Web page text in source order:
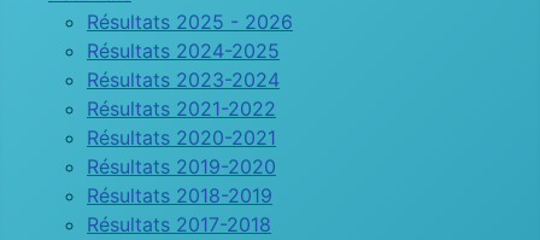
Résultats 2025 - 2026
Résultats 2024-2025
Résultats 2023-2024
Résultats 2021-2022
Résultats 2020-2021
Résultats 2019-2020
Résultats 2018-2019
Résultats 2017-2018